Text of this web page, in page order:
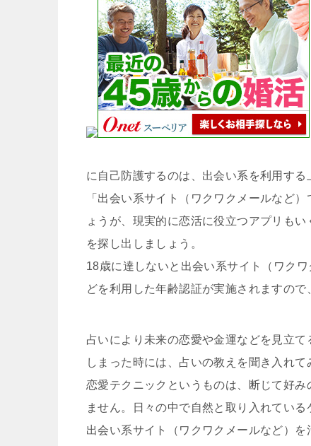
に自己防護するのは、出会い系を利用す
「出会い系サイト（ワクワクメールなど
ょうが、現実的に恋活に役立つアプリも
を探し出しましょう。
18歳に達しないと出会い系サイト（ワク
どを利用した年齢認証が実施されますの
占いにより未来の恋愛や金運などを見立
しまった時には、占いの教えを聞き入れて
恋愛テクニックというものは、断じて好
ません。日々の中で自然と取り入れている
出会い系サイト（ワクワクメールなど）